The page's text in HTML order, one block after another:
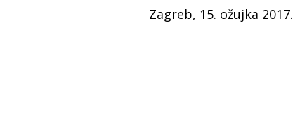
Zagreb, 15. ožujka 2017.